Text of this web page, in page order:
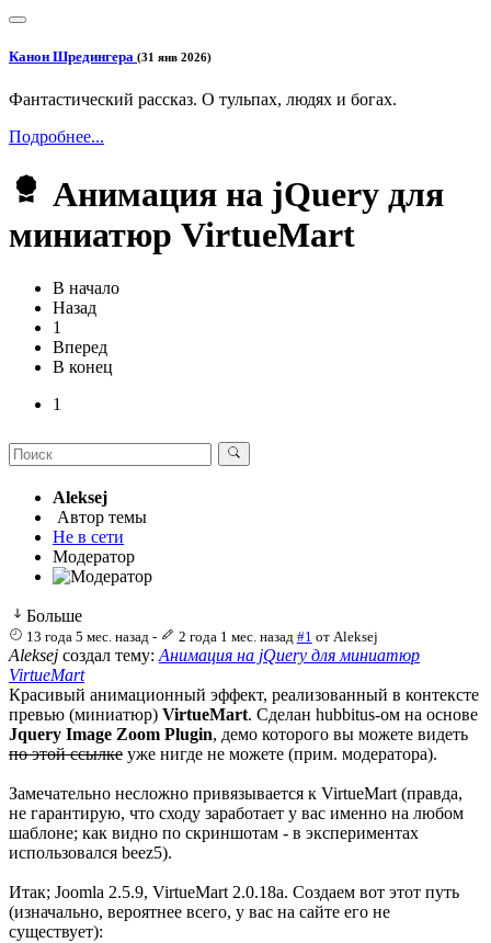
Канон Шредингера (31 янв 2026)
Фантастический рассказ. О тульпах, людях и богах.
Подробнее...
Анимация на jQuery для
миниатюр VirtueMart
В начало
Назад
1
Вперед
В конец
1
Aleksej
Автор темы
Не в сети
Модератор
Больше
13 года 5 мес. назад - 2 года 1 мес. назад #1 от Aleksej
Aleksej создал тему: Анимация на jQuery для миниатюр
VirtueMart
Красивый анимационный эффект, реализованный в контексте
превью (миниатюр) VirtueMart. Сделан hubbitus-ом на основе
Jquery Image Zoom Plugin, демо которого вы можете видеть
по этой ссылке уже нигде не можете (прим. модератора).
Замечательно несложно привязывается к VirtueMart (правда,
не гарантирую, что сходу заработает у вас именно на любом
шаблоне; как видно по скриншотам - в экспериментах
использовался beez5).
Итак; Joomla 2.5.9, VirtueMart 2.0.18a. Создаем вот этот путь
(изначально, вероятнее всего, у вас на сайте его не
существует):